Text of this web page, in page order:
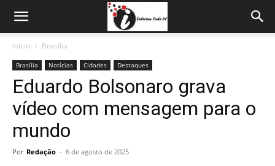
Início Brasília
Brasília Notícias Cidades Destaques
Eduardo Bolsonaro grava
vídeo com mensagem para o
mundo
Por Redação - 6 de agosto de 2025